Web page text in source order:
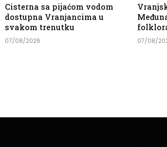
Cisterna sa pijaćom vodom
dostupna Vranjancima u
svakom trenutku
07/08/2026 07/08/